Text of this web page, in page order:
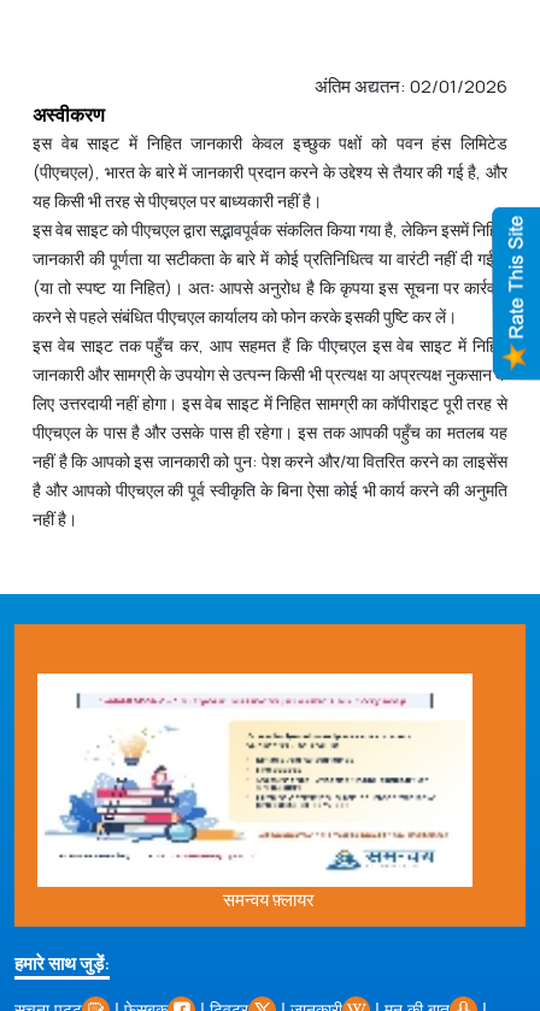
अंतिम अद्यतन: 02/01/2026
अस्वीकरण
इस वेब साइट में निहित जानकारी केवल इच्छुक पक्षों को पवन हंस लिमिटेड
(पीएचएल), भारत के बारे में जानकारी प्रदान करने के उद्देश्य से तैयार की गई है, और
यह किसी भी तरह से पीएचएल पर बाध्यकारी नहीं है।
इस वेब साइट को पीएचएल द्वारा सद्भावपूर्वक संकलित किया गया है, लेकिन इसमें निहित
जानकारी की पूर्णता या सटीकता के बारे में कोई प्रतिनिधित्व या वारंटी नहीं दी गई है
(या तो स्पष्ट या निहित)। अतः आपसे अनुरोध है कि कृपया इस सूचना पर कार्रवाई
करने से पहले संबंधित पीएचएल कार्यालय को फोन करके इसकी पुष्टि कर लें।
इस वेब साइट तक पहुँच कर, आप सहमत हैं कि पीएचएल इस वेब साइट में निहित
जानकारी और सामग्री के उपयोग से उत्पन्न किसी भी प्रत्यक्ष या अप्रत्यक्ष नुकसान के
लिए उत्तरदायी नहीं होगा। इस वेब साइट में निहित सामग्री का कॉपीराइट पूरी तरह से
पीएचएल के पास है और उसके पास ही रहेगा। इस तक आपकी पहुँच का मतलब यह
नहीं है कि आपको इस जानकारी को पुन: पेश करने और/या वितरित करने का लाइसेंस
है और आपको पीएचएल की पूर्व स्वीकृति के बिना ऐसा कोई भी कार्य करने की अनुमति
नहीं है।
समन्वय फ़्लायर
हमारे साथ जुड़ें: